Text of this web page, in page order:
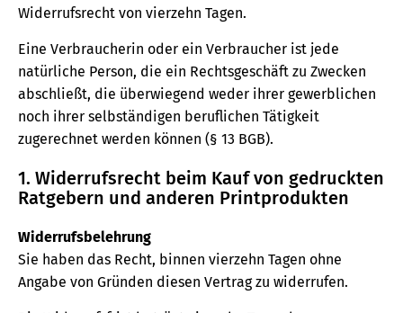
Widerrufsrecht von vierzehn Tagen.
Eine Verbraucherin oder ein Verbraucher ist jede
natürliche Person, die ein Rechtsgeschäft zu Zwecken
abschließt, die überwiegend weder ihrer gewerblichen
noch ihrer selbständigen beruflichen Tätigkeit
zugerechnet werden können (§ 13 BGB).
1. Widerrufsrecht beim Kauf von gedruckten
Ratgebern und anderen Printprodukten
Widerrufsbelehrung
Sie haben das Recht, binnen vierzehn Tagen ohne
Angabe von Gründen diesen Vertrag zu widerrufen.